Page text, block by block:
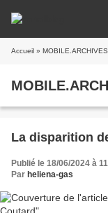
Accueil » MOBILE.ARCHIVES
La disparition
Publié le 18/06/2024 à
Par heliena-gas